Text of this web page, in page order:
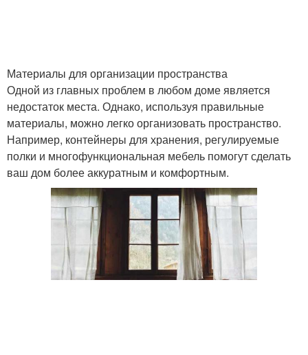
Материалы для организации пространства
Одной из главных проблем в любом доме является
недостаток места. Однако, используя правильные
материалы, можно легко организовать пространство.
Например, контейнеры для хранения, регулируемые
полки и многофункциональная мебель помогут сделать
ваш дом более аккуратным и комфортным.